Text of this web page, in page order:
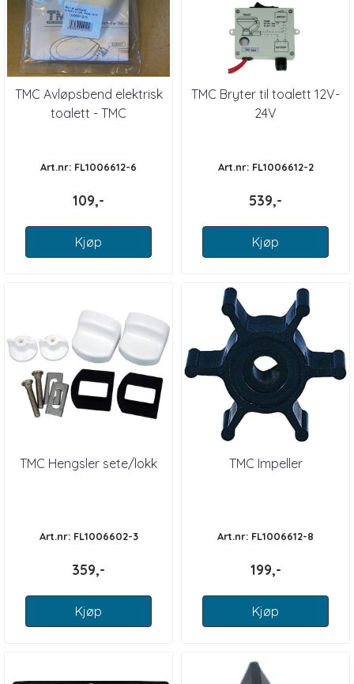
TMC Avløpsbend elektrisk
toalett - TMC
Art.nr: FL1006612-6
109,-
Kjøp
TMC Bryter til toalett 12V-
24V
Art.nr: FL1006612-2
539,-
Kjøp
TMC Hengsler sete/lokk
Art.nr: FL1006602-3
359,-
Kjøp
TMC Impeller
Art.nr: FL1006612-8
199,-
Kjøp